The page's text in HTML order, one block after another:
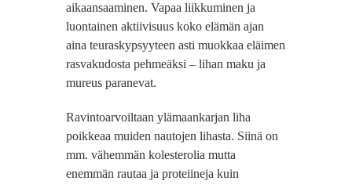
aikaansaaminen. Vapaa liikkuminen ja
luontainen aktiivisuus koko elämän ajan
aina teuraskypsyyteen asti muokkaa eläimen
rasvakudosta pehmeäksi – lihan maku ja
mureus paranevat.
Ravintoarvoiltaan ylämaankarjan liha
poikkeaa muiden nautojen lihasta. Siinä on
mm. vähemmän kolesterolia mutta
enemmän rautaa ja proteiineja kuin